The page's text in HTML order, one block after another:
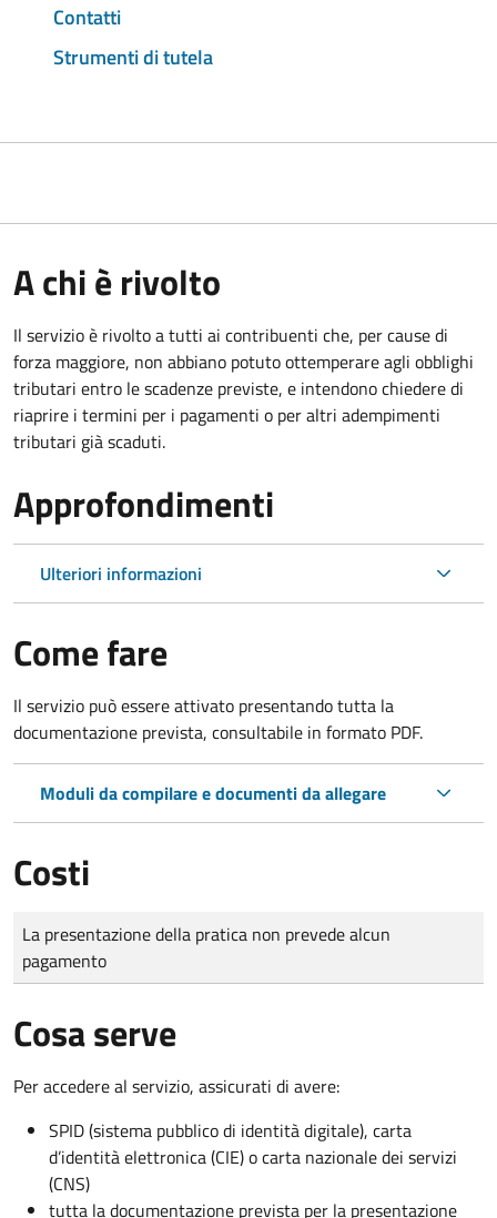
Contatti
Strumenti di tutela
A chi è rivolto
Il servizio è rivolto a tutti ai contribuenti che, per cause di
forza maggiore, non abbiano potuto ottemperare agli obblighi
tributari entro le scadenze previste, e intendono chiedere di
riaprire i termini per i pagamenti o per altri adempimenti
tributari già scaduti.
Approfondimenti
Ulteriori informazioni
Come fare
Il servizio può essere attivato presentando tutta la
documentazione prevista, consultabile in formato PDF.
Moduli da compilare e documenti da allegare
Costi
Tipo di pagamento
Importo
La presentazione della pratica non prevede alcun
pagamento
Cosa serve
Per accedere al servizio, assicurati di avere:
SPID (sistema pubblico di identità digitale), carta
d’identità elettronica (CIE) o carta nazionale dei servizi
(CNS)
tutta la documentazione prevista per la presentazione